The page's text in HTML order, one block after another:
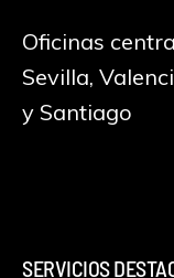
Oficinas
Sevilla,
y Santiago
SERVICIOS